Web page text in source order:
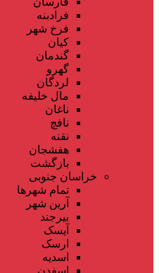
فرادبنه
فرخ شهر
کیان
گندمان
گهرو
لردگان
مال خلیفه
ناغان
نافچ
نقنه
هفشجان
بازگشت
خراسان جنوبی
تمام شهر‌ها
آرین شهر
بیرجند
آیسک
ارسک
اسدیه
اسفدن